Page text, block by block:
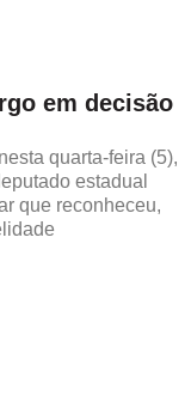
em decisão
quarta-feira (5),
estadual
que reconheceu,